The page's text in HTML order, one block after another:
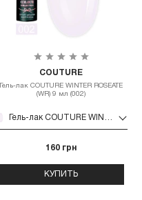
COUTURE
Гель-лак COUTURE WINTER ROSEATE
(WR) 9 мл (002)
160 грн
КУПИТЬ